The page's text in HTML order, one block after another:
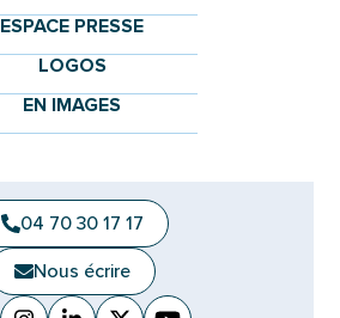
ESPACE PRESSE
LOGOS
EN IMAGES
04 70 30 17 17
Nous écrire